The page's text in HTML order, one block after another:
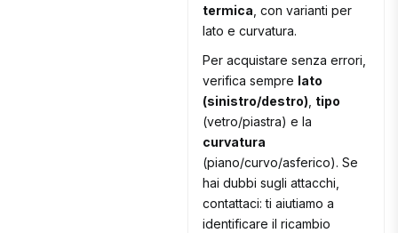
termica , con varianti per
lato e curvatura.
Per acquistare senza errori,
verifica sempre lato
(sinistro/destro) tipo
(vetro/piastra) e la
curvatura
(piano/curvo/asferico). Se
hai dubbi sugli attacchi,
contattaci: ti aiutiamo a
identificare il ricambio